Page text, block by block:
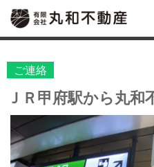
ご連絡
ＪＲ甲府駅から丸和